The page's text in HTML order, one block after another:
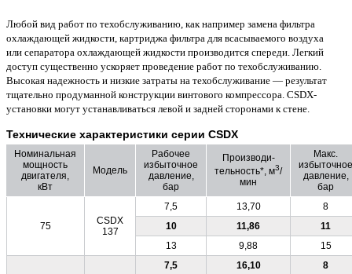
Любой вид работ по техобслуживанию, как например замена фильтра
охлаждающей жидкости, картриджа фильтра для всасываемого воздуха
или сепаратора охлаждающей жидкости производится спереди. Легкий
доступ существенно ускоряет проведение работ по техобслуживанию.
Высокая надежность и низкие затраты на техобслуживание — результат
тщательно продуманной конструкции винтового компрессора. CSDХ-
установки могут устанавливаться левой и задней сторонами к стене.
Технические характеристики серии СSDХ
Номинальная
мощность
двигателя,
кВт
Модель
Рабочее
избыточное
давление,
бар
Производи-
тельность*, м3/
мин
Макс.
избыточное
давление,
бар
75
CSDX
137
7,5 13,70
8
10
11,86
11
13
9,88 15
7,5 16,10
8